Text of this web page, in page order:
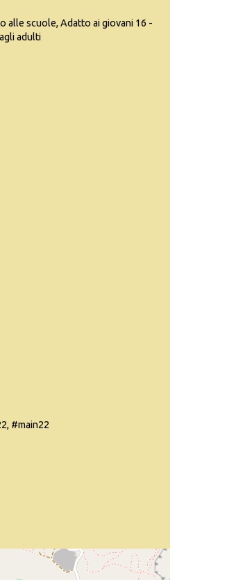
alle scuole, Adatto ai giovani 16 -
adulti
#main22